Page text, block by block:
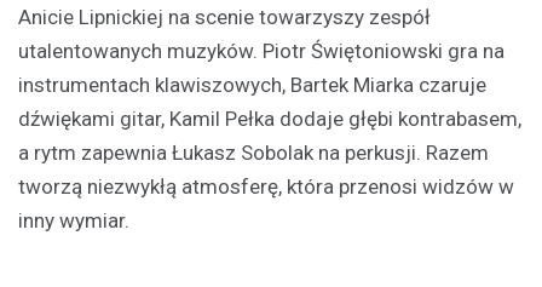
Anicie Lipnickiej na scenie towarzyszy zespół
utalentowanych muzyków. Piotr Świętoniowski gra na
instrumentach klawiszowych, Bartek Miarka czaruje
dźwiękami gitar, Kamil Pełka dodaje głębi kontrabasem,
a rytm zapewnia Łukasz Sobolak na perkusji. Razem
tworzą niezwykłą atmosferę, która przenosi widzów w
inny wymiar.